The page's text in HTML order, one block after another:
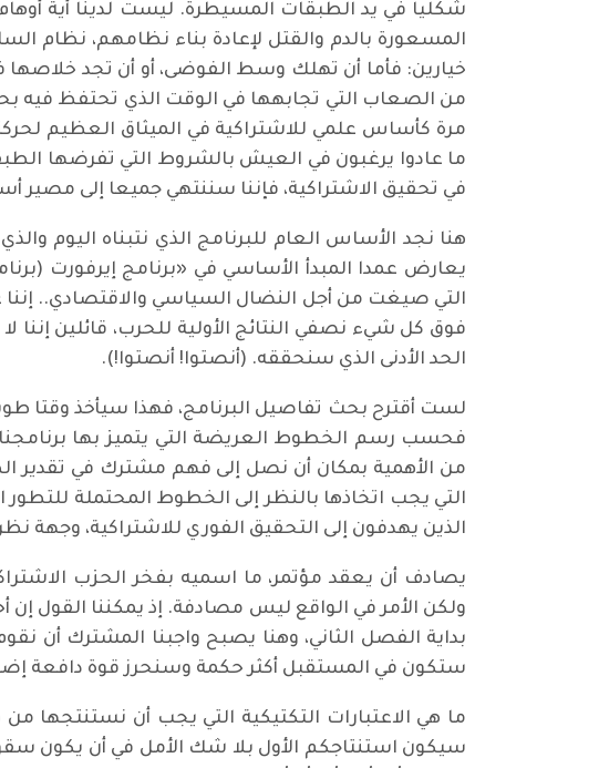
شكليا في يد الطبقات المسيطرة. ليست لدينا أية
المسعورة بالدم والقتل لإعادة بناء نظامهم، نظام
خيارين: فأما أن تهلك وسط الفوضى، أو أن تجد خلاصها
من الصعاب التي تجابهها في الوقت الذي تحتفظ فيه
مرة كأساس علمي للاشتراكية في الميثاق العظيم
ما عادوا يرغبون في العيش بالشروط التي تفرضها
في تحقيق الاشتراكية، فإننا سننتهي جميعا إلى
هنا نجد الأساس العام للبرنامج الذي نتبناه اليوم
يعارض عمدا المبدأ الأساسي في «برنامج إيرفورت
التي صيغت من أجل النضال السياسي والاقتصادي..
فوق كل شيء نصفي النتائج الأولية للحرب، قائلين إننا
الحد الأدنى الذي سنحققه. (أنصتوا! أنصتوا!).
لست أقترح بحث تفاصيل البرنامج، فهذا سيأخذ وقتا
فحسب رسم الخطوط العريضة التي يتميز بها برنامجنا
من الأهمية بمكان أن نصل إلى فهم مشترك في تقدير
التي يجب اتخاذها بالنظر إلى الخطوط المحتملة
الذين يهدفون إلى التحقيق الفوري للاشتراكية، وجهة
يصادف أن يعقد مؤتمر، ما اسميه بفخر الحزب الاشتراكي
ولكن الأمر في الواقع ليس مصادفة. إذ يمكننا القول إن
بداية الفصل الثاني، وهنا يصبح واجبنا المشترك أن
ستكون في المستقبل أكثر حكمة وسنحرز قوة دافعة
ما هي الاعتبارات التكتيكية التي يجب أن نستنتجها
سيكون استنتاجكم الأول بلا شك الأمل في أن يكون